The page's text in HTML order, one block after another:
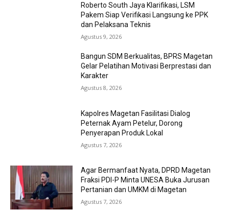
Roberto South Jaya Klarifikasi, LSM
Pakem Siap Verifikasi Langsung ke PPK
dan Pelaksana Teknis
Agustus 9, 2026
Bangun SDM Berkualitas, BPRS Magetan
Gelar Pelatihan Motivasi Berprestasi dan
Karakter
Agustus 8, 2026
Kapolres Magetan Fasilitasi Dialog
Peternak Ayam Petelur, Dorong
Penyerapan Produk Lokal
Agustus 7, 2026
Agar Bermanfaat Nyata, DPRD Magetan
Fraksi PDI-P Minta UNESA Buka Jurusan
Pertanian dan UMKM di Magetan
Agustus 7, 2026